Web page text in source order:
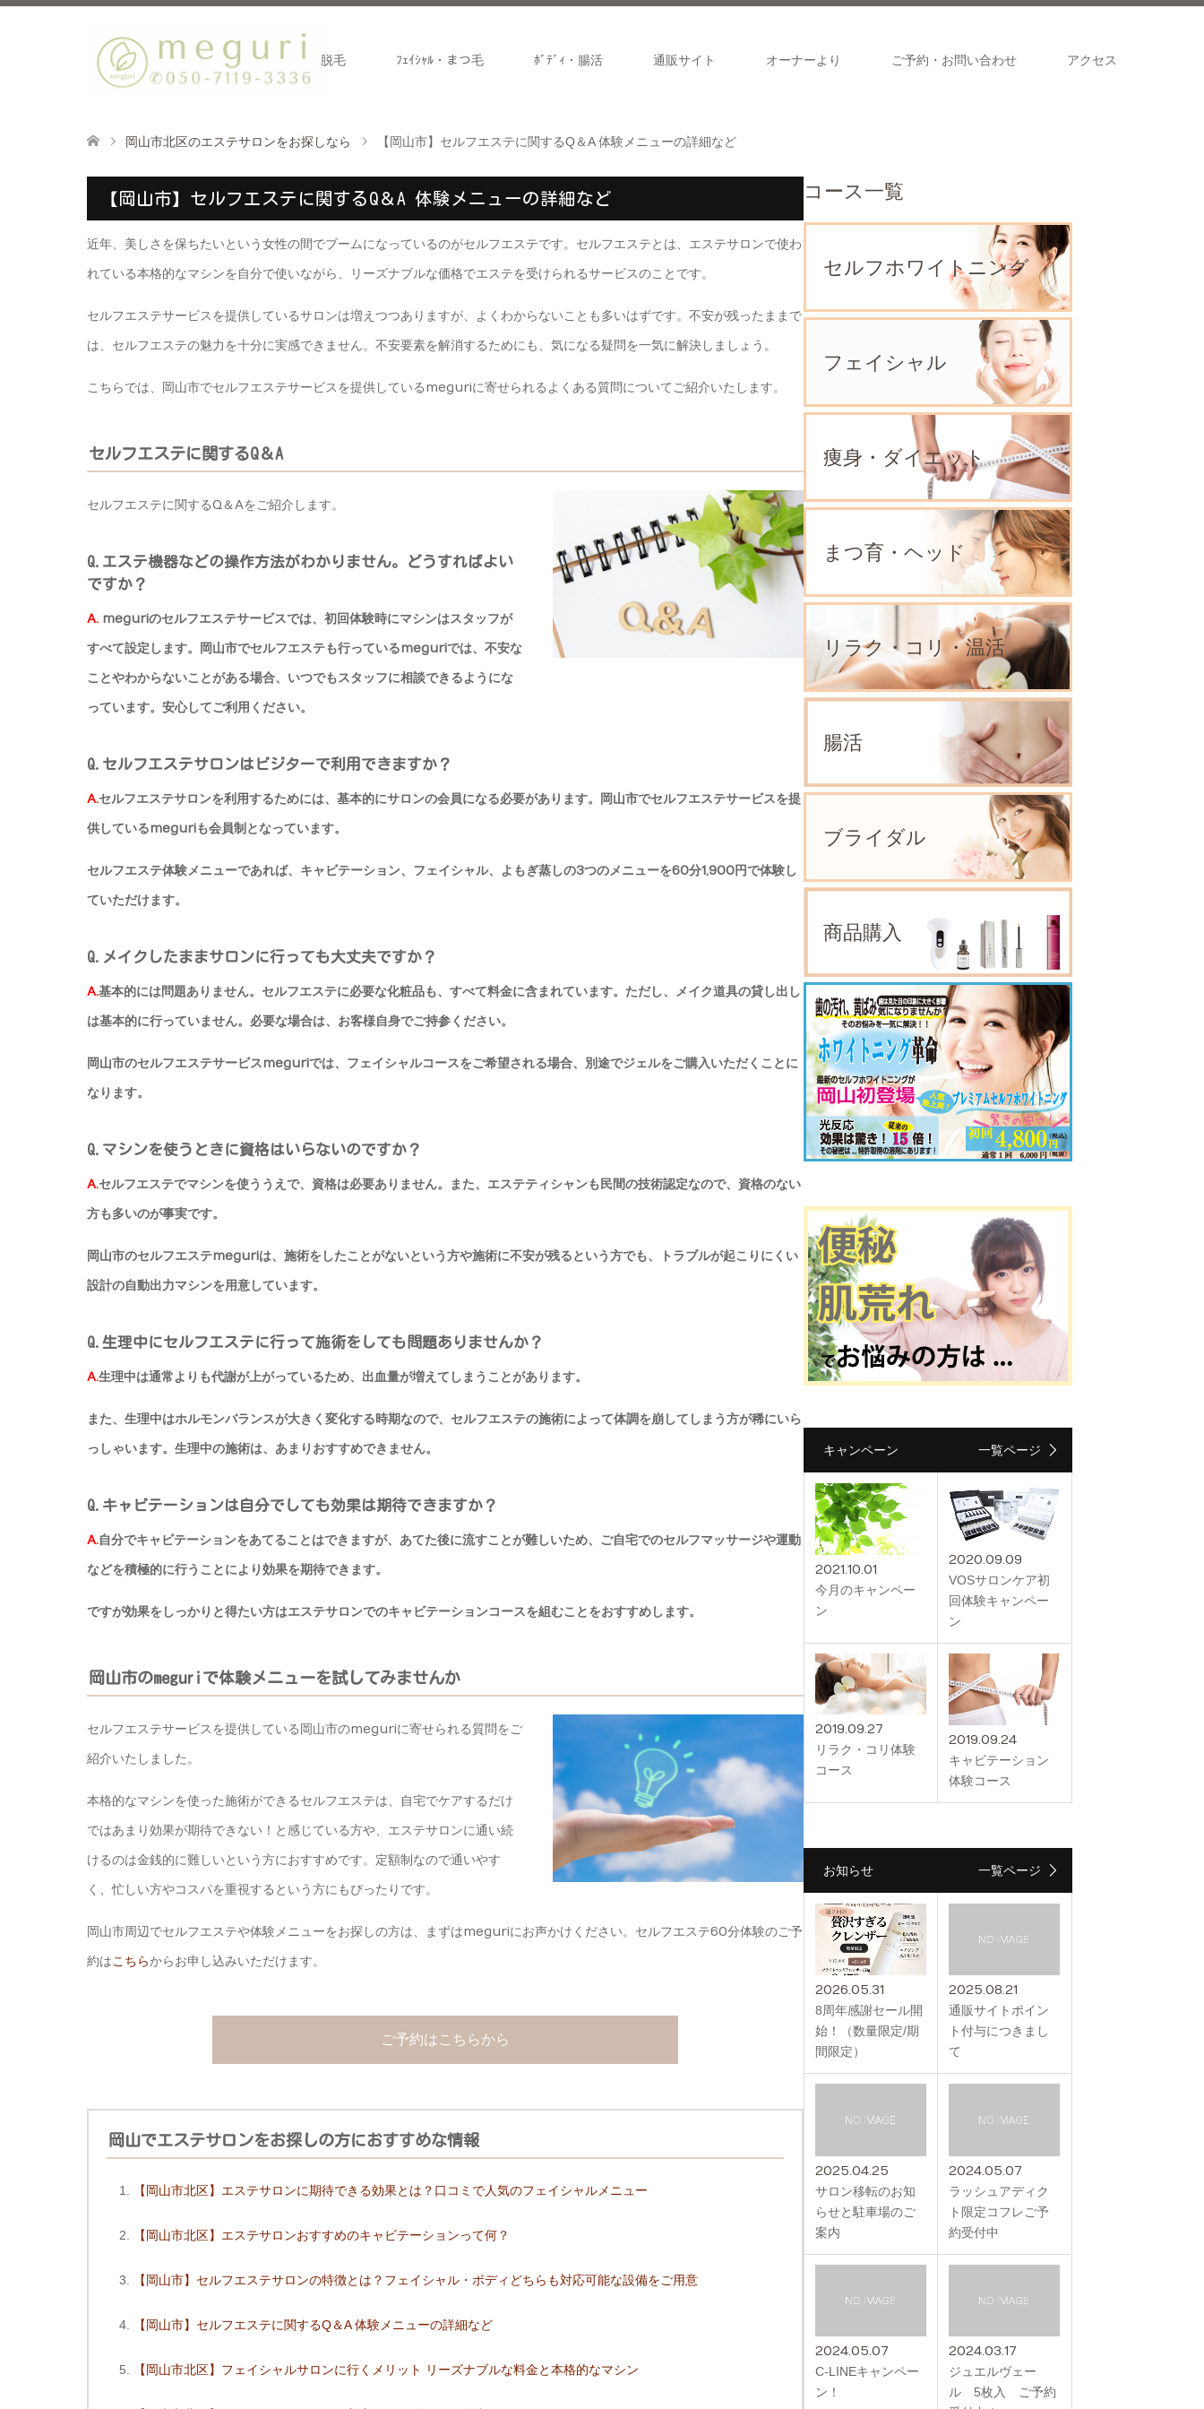
脱毛 ﾌｪｲｼｬﾙ・まつ毛 ﾎﾞﾃﾞｨ・腸活 通販サイト オーナーより ご予約・お問い合わせ アクセス
岡山市北区のエステサロンをお探しなら 【岡山市】セルフエステに関するQ＆A 体験メニューの詳細など
【岡山市】セルフエステに関するQ＆A 体験メニューの詳細など
近年、美しさを保ちたいという女性の間でブームになっているのがセルフエステです。セルフエステとは、エステサロンで使わ
れている本格的なマシンを自分で使いながら、リーズナブルな価格でエステを受けられるサービスのことです。
セルフエステサービスを提供しているサロンは増えつつありますが、よくわからないことも多いはずです。不安が残ったままで
は、セルフエステの魅力を十分に実感できません。不安要素を解消するためにも、気になる疑問を一気に解決しましょう。
こちらでは、岡山市でセルフエステサービスを提供しているmeguriに寄せられるよくある質問についてご紹介いたします。
セルフエステに関するQ＆A
セルフエステに関するQ＆Aをご紹介します。
Q.エステ機器などの操作方法がわかりません。どうすればよい
ですか？
A. meguriのセルフエステサービスでは、初回体験時にマシンはスタッフが
すべて設定します。岡山市でセルフエステも行っているmeguriでは、不安な
ことやわからないことがある場合、いつでもスタッフに相談できるようにな
っています。安心してご利用ください。
Q.セルフエステサロンはビジターで利用できますか？
A.セルフエステサロンを利用するためには、基本的にサロンの会員になる必要があります。岡山市でセルフエステサービスを提
供しているmeguriも会員制となっています。
セルフエステ体験メニューであれば、キャビテーション、フェイシャル、よもぎ蒸しの3つのメニューを60分1,900円で体験し
ていただけます。
Q.メイクしたままサロンに行っても大丈夫ですか？
A.基本的には問題ありません。セルフエステに必要な化粧品も、すべて料金に含まれています。ただし、メイク道具の貸し出し
は基本的に行っていません。必要な場合は、お客様自身でご持参ください。
岡山市のセルフエステサービスmeguriでは、フェイシャルコースをご希望される場合、別途でジェルをご購入いただくことに
なります。
Q.マシンを使うときに資格はいらないのですか？
A.セルフエステでマシンを使ううえで、資格は必要ありません。また、エステティシャンも民間の技術認定なので、資格のない
方も多いのが事実です。
岡山市のセルフエステmeguriは、施術をしたことがないという方や施術に不安が残るという方でも、トラブルが起こりにくい
設計の自動出力マシンを用意しています。
Q.生理中にセルフエステに行って施術をしても問題ありませんか？
A.生理中は通常よりも代謝が上がっているため、出血量が増えてしまうことがあります。
また、生理中はホルモンバランスが大きく変化する時期なので、セルフエステの施術によって体調を崩してしまう方が稀にいら
っしゃいます。生理中の施術は、あまりおすすめできません。
Q.キャビテーションは自分でしても効果は期待できますか？
A.自分でキャビテーションをあてることはできますが、あてた後に流すことが難しいため、ご自宅でのセルフマッサージや運動
などを積極的に行うことにより効果を期待できます。
ですが効果をしっかりと得たい方はエステサロンでのキャビテーションコースを組むことをおすすめします。
岡山市のmeguriで体験メニューを試してみませんか
セルフエステサービスを提供している岡山市のmeguriに寄せられる質問をご
紹介いたしました。
本格的なマシンを使った施術ができるセルフエステは、自宅でケアするだけ
ではあまり効果が期待できない！と感じている方や、エステサロンに通い続
けるのは金銭的に難しいという方におすすめです。定額制なので通いやす
く、忙しい方やコスパを重視するという方にもぴったりです。
岡山市周辺でセルフエステや体験メニューをお探しの方は、まずはmeguriにお声かけください。セルフエステ60分体験のご予
約はこちらからお申し込みいただけます。
ご予約はこちらから
岡山でエステサロンをお探しの方におすすめな情報
【岡山市北区】エステサロンに期待できる効果とは？口コミで人気のフェイシャルメニュー
【岡山市北区】エステサロンおすすめのキャビテーションって何？
【岡山市】セルフエステサロンの特徴とは？フェイシャル・ボディどちらも対応可能な設備をご用意
【岡山市】セルフエステに関するQ＆A 体験メニューの詳細など
【岡山市北区】フェイシャルサロンに行くメリット リーズナブルな料金と本格的なマシン
コース一覧
セルフホワイトニング
フェイシャル
痩身・ダイエット
まつ育・ヘッド
リラク・コリ・温活
腸活
ブライダル
商品購入
キャンペーン 一覧ページ
2021.10.01
今月のキャンペー
ン
2020.09.09
VOSサロンケア初
回体験キャンペー
ン
2019.09.27
リラク・コリ体験
コース
2019.09.24
キャビテーション
体験コース
お知らせ 一覧ページ
2026.05.31
8周年感謝セール開
始！（数量限定/期
間限定）
2025.08.21
通販サイトポイン
ト付与につきまし
て
2025.04.25
サロン移転のお知
らせと駐車場のご
案内
2024.05.07
ラッシュアディク
ト限定コフレご予
約受付中
2024.05.07
C-LINEキャンペー
ン！
2024.03.17
ジュエルヴェー
ル 5枚入 ご予約